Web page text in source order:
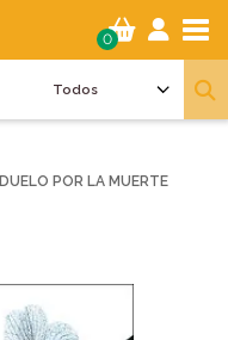
0
DUELO POR LA MUERTE